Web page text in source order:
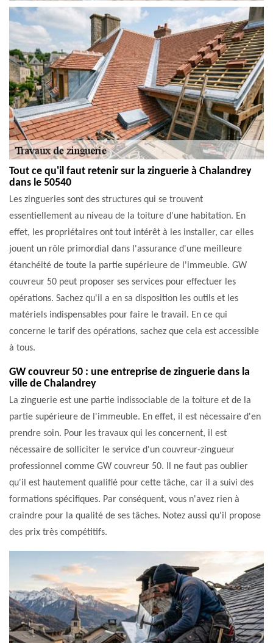
Tout ce qu'il faut retenir sur la zinguerie à Chalandrey
dans le 50540
Les zingueries sont des structures qui se trouvent
essentiellement au niveau de la toiture d'une habitation. En
effet, les propriétaires ont tout intérêt à les installer, car elles
jouent un rôle primordial dans l'assurance d'une meilleure
étanchéité de toute la partie supérieure de l'immeuble. GW
couvreur 50 peut proposer ses services pour effectuer les
opérations. Sachez qu'il a en sa disposition les outils et les
matériels indispensables pour faire le travail. En ce qui
concerne le tarif des opérations, sachez que cela est accessible
à tous.
GW couvreur 50 : une entreprise de zinguerie dans la
ville de Chalandrey
La zinguerie est une partie indissociable de la toiture et de la
partie supérieure de l'immeuble. En effet, il est nécessaire d'en
prendre soin. Pour les travaux qui les concernent, il est
nécessaire de solliciter le service d'un couvreur-zingueur
professionnel comme GW couvreur 50. Il ne faut pas oublier
qu'il est hautement qualifié pour cette tâche, car il a suivi des
formations spécifiques. Par conséquent, vous n'avez rien à
craindre pour la qualité de ses tâches. Notez aussi qu'il propose
des prix très compétitifs.